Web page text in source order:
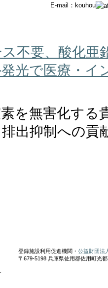
E-mail：kouhou
ス不要、酸化
光で医療・
を無害化する
出抑制への貢
登録施設利用促進機関・ 公益財団法
〒679-5198 兵庫県佐用郡佐用町光